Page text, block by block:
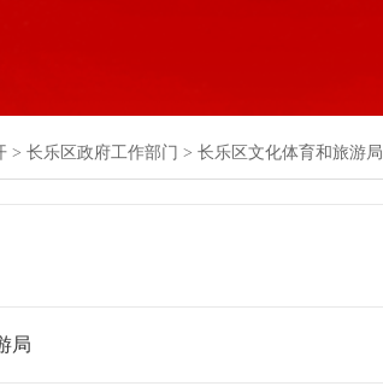
> 长乐区政府工作部门 > 长乐区文化体育和旅游局
局